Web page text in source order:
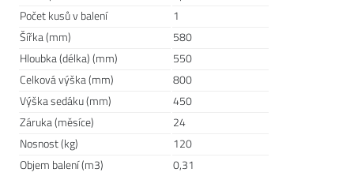
Počet kusů v balení
1
Šířka (mm)
580
Hloubka (délka) (mm)
550
Celková výška (mm)
800
Výška sedáku (mm)
450
Záruka (měsíce)
24
Nosnost (kg)
120
Objem balení (m3)
0,31